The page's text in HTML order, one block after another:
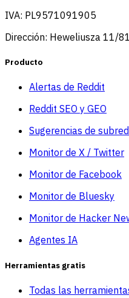
IVA: PL9571091905
Dirección: Heweliusza 11/
Producto
Alertas de Reddit
Reddit SEO y GEO
Sugerencias de
Monitor de X / Twitter
Monitor de Facebook
Monitor de Bluesky
Monitor de Hacker
Agentes IA
Herramientas gratis
Todas las